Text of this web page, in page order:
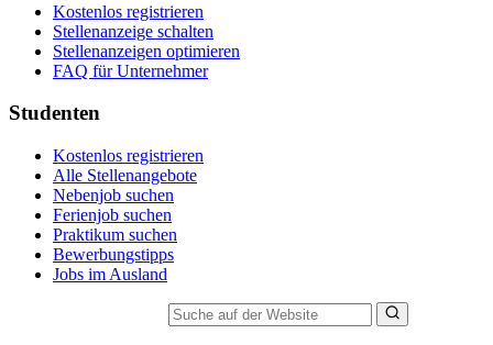
Kostenlos registrieren
Stellenanzeige schalten
Stellenanzeigen optimieren
FAQ für Unternehmer
Studenten
Kostenlos registrieren
Alle Stellenangebote
Nebenjob suchen
Ferienjob suchen
Praktikum suchen
Bewerbungstipps
Jobs im Ausland